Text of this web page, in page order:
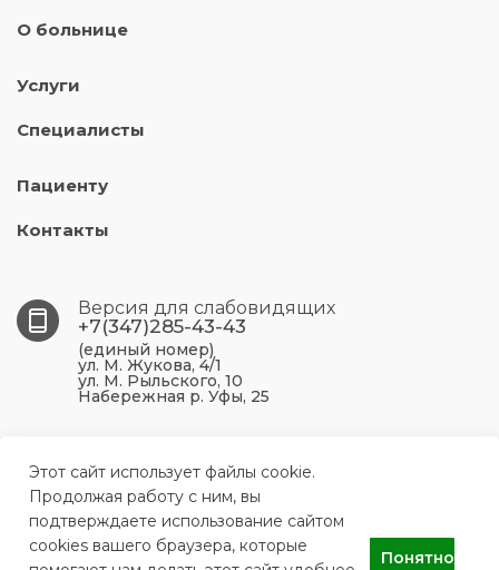
О больнице
Услуги
Специалисты
Пациенту
Контакты
Версия для слабовидящих
+7(347)285-43-43
(единый номер)
ул. М. Жукова, 4/1
ул. М. Рыльского, 10
Набережная р. Уфы, 25
Жукова, 4/1
ufa.p43@doctorrb.ru
Этот сайт использует файлы cookie.
Продолжая работу с ним, вы
подтверждаете использование сайтом
cookies вашего браузера, которые
Понятно